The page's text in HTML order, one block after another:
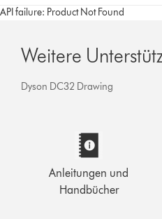
API failure: Product Not Found
Weitere
Dyson DC32 Drawing
Anleitungen und
Handbücher